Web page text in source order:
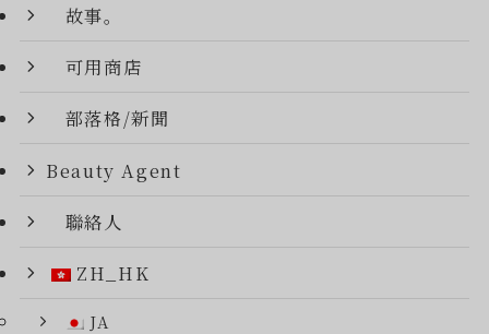
故事。
可用商店
部落格/新聞
Beauty Agent
聯絡人
ZH_HK
JA